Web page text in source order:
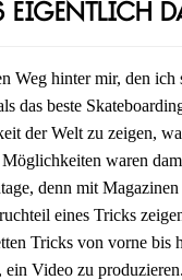
eigentlich
Weg hinter mir, den ich
das beste
der Welt zu zeigen,
waren
denn mit
eines Tricks
Tricks von vorne bis
ein Video zu